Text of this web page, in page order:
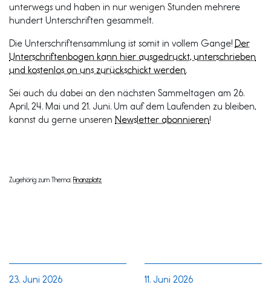
unterwegs und haben in nur wenigen Stunden mehrere
hundert Unterschriften gesammelt.
Die Unterschriftensammlung ist somit in vollem Gange! Der
Unterschriftenbogen kann hier ausgedruckt, unterschrieben
und kostenlos an uns zurückschickt werden.
Sei auch du dabei an den nächsten Sammeltagen am 26.
April, 24. Mai und 21. Juni. Um auf dem Laufenden zu bleiben,
kannst du gerne unseren Newsletter abonnieren!
Zugehörig zum Thema: Finanzplatz
23. Juni 2026 11. Juni 2026